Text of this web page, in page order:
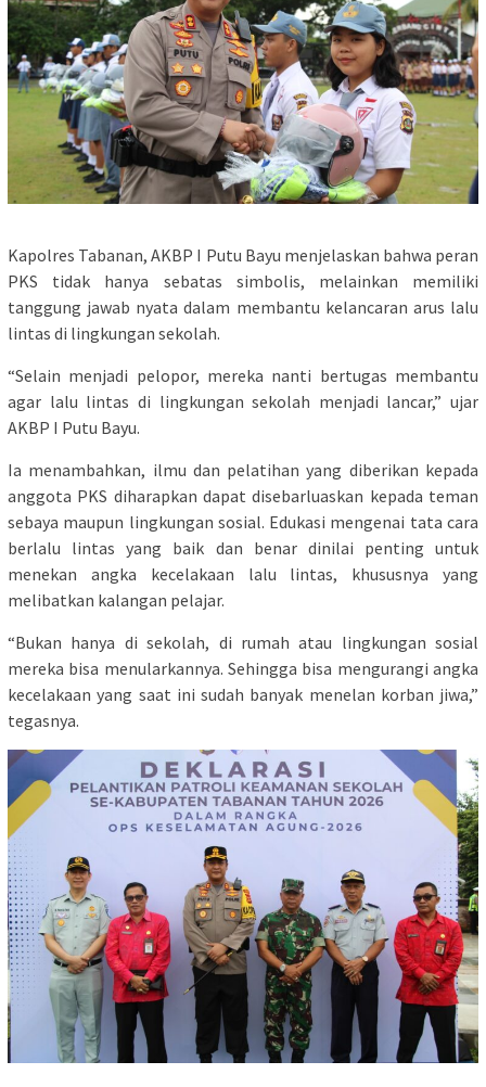
Kapolres Tabanan, AKBP I Putu Bayu menjelaskan bahwa peran
PKS tidak hanya sebatas simbolis, melainkan memiliki
tanggung jawab nyata dalam membantu kelancaran arus lalu
lintas di lingkungan sekolah.
“Selain menjadi pelopor, mereka nanti bertugas membantu
agar lalu lintas di lingkungan sekolah menjadi lancar,” ujar
AKBP I Putu Bayu.
Ia menambahkan, ilmu dan pelatihan yang diberikan kepada
anggota PKS diharapkan dapat disebarluaskan kepada teman
sebaya maupun lingkungan sosial. Edukasi mengenai tata cara
berlalu lintas yang baik dan benar dinilai penting untuk
menekan angka kecelakaan lalu lintas, khususnya yang
melibatkan kalangan pelajar.
“Bukan hanya di sekolah, di rumah atau lingkungan sosial
mereka bisa menularkannya. Sehingga bisa mengurangi angka
kecelakaan yang saat ini sudah banyak menelan korban jiwa,”
tegasnya.